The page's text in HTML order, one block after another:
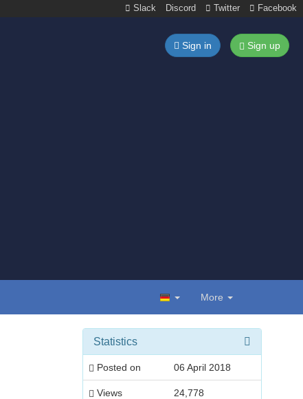
Slack Discord Twitter Facebook
Sign in Sign up
More
Statistics
Posted on 06 April 2018
Views 24,778